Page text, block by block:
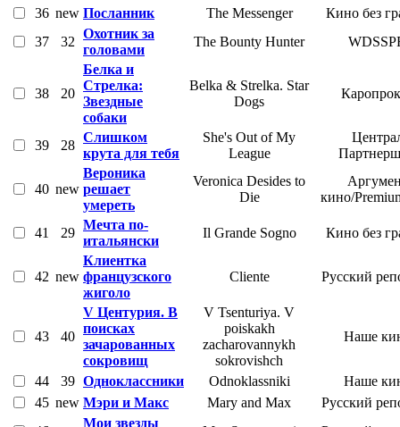
36 new Посланник The Messenger
Кино без
37
32
Охотник за
головами
The Bounty Hunter
38 20
Белка и
Стрелка:
Звездные
собаки
Belka & Strelka. Star
Dogs
39 28
Слишком
крута для тебя
She's Out of My
League
40 new
Вероника
решает
умереть
Veronica Desides to
Die
кино/
41 29
Мечта по-
итальянски
Il Grande Sogno Кино без
42 new
Клиентка
французского
жиголо
Cliente Русский
43 40
V Центурия. В
поисках
зачарованных
сокровищ
V Tsenturiya. V
poiskakh
zacharovannykh
sokrovishch
Наше
44 39 Одноклассники Odnoklassniki
Наше
45 new Мэри и Макс Mary and Max
Русский
Мои звезды